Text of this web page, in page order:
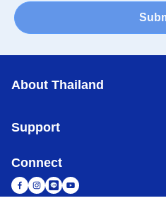
About Thailand
Support
Connect